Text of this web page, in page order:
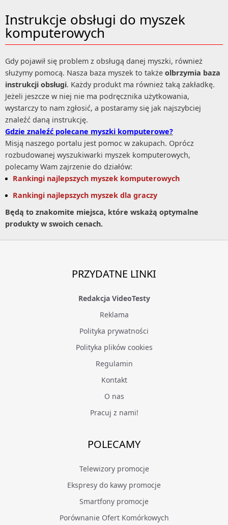
Instrukcje obsługi do myszek
komputerowych
Gdy pojawił się problem z obsługą danej myszki, również
służymy pomocą. Nasza baza myszek to także olbrzymia baza
instrukcji obsługi. Każdy produkt ma również taką zakładkę.
Jeżeli jeszcze w niej nie ma podręcznika użytkowania,
wystarczy to nam zgłosić, a postaramy się jak najszybciej
znaleźć daną instrukcję.
Gdzie znaleźć polecane myszki komputerowe?
Misją naszego portalu jest pomoc w zakupach. Oprócz
rozbudowanej wyszukiwarki myszek komputerowych,
polecamy Wam zajrzenie do działów:
Rankingi najlepszych myszek komputerowych
Rankingi najlepszych myszek dla graczy
Będą to znakomite miejsca, które wskażą optymalne
produkty w swoich cenach.
PRZYDATNE LINKI
Redakcja VideoTesty
Reklama
Polityka prywatności
Polityka plików cookies
Regulamin
Kontakt
O nas
Pracuj z nami!
POLECAMY
Telewizory promocje
Ekspresy do kawy promocje
Smartfony promocje
Porównanie Ofert Komórkowych